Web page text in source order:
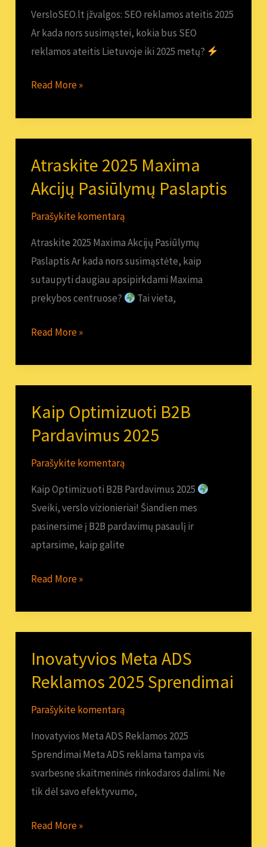
VersloSEO.lt įžvalgos: SEO reklamos ateitis 2025
Ar kada nors susimąstei, kokia bus SEO
reklamos ateitis Lietuvoje iki 2025 metų?
ateitis
2025
Read More »
Atraskite 2025 Maxima
Akcijų Pasiūlymų Paslaptis
Parašykite komentarą
Atraskite 2025 Maxima Akcijų Pasiūlymų
Paslaptis Ar kada nors susimąstėte, kaip
sutaupyti daugiau apsipirkdami Maxima
prekybos centruose?
Tai vieta,
Atraskite
2025
Maxima
Akcijų
Pasiūlymų
Paslaptis
Read More »
Kaip Optimizuoti B2B
Pardavimus 2025
Parašykite komentarą
Kaip Optimizuoti B2B Pardavimus 2025
Sveiki, verslo vizionieriai! Šiandien mes
pasinersime į B2B pardavimų pasaulį ir
aptarsime, kaip galite
Kaip
Optimizuoti
B2B
Pardavimus
2025
Read More »
Inovatyvios Meta ADS
Reklamos 2025 Sprendimai
Parašykite komentarą
Inovatyvios Meta ADS Reklamos 2025
Sprendimai Meta ADS reklama tampa vis
svarbesne skaitmeninės rinkodaros dalimi. Ne
tik dėl savo efektyvumo,
Inovatyvios
Meta
ADS
Reklamos
2025
Sprendimai
Read More »